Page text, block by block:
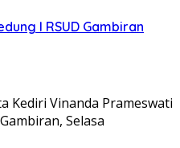
I RSUD Gambiran
Kediri Vinanda Prameswati
Selasa